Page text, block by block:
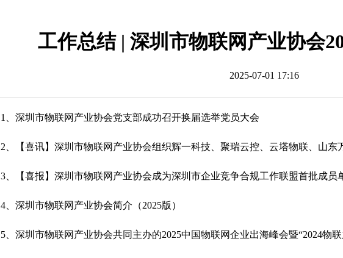
工作总结 | 深圳市物联网产业协会
2025-07-01 17:16
1、深圳市物联网产业协会党支部成功召开换届选举党员大会
2、【喜讯】深圳市物联网产业协会组织辉一科技、聚瑞云控、云塔物联、山东
3、【喜报】深圳市物联网产业协会成为深圳市企业竞争合规工作联盟首批成员
4、深圳市物联网产业协会简介（2025版）
5、深圳市物联网产业协会共同主办的2025中国物联网企业出海峰会暨“2024物